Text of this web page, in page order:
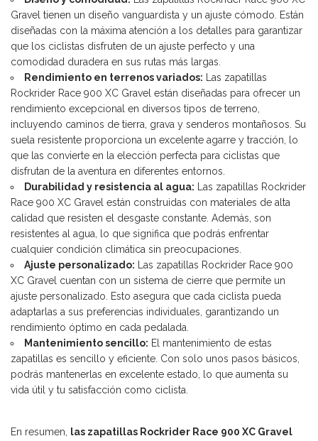
Gravel tienen un diseño vanguardista y un ajuste cómodo. Están
diseñadas con la máxima atención a los detalles para garantizar
que los ciclistas disfruten de un ajuste perfecto y una
comodidad duradera en sus rutas más largas.
Rendimiento en terrenos variados: Las zapatillas
Rockrider Race 900 XC Gravel están diseñadas para ofrecer un
rendimiento excepcional en diversos tipos de terreno,
incluyendo caminos de tierra, grava y senderos montañosos. Su
suela resistente proporciona un excelente agarre y tracción, lo
que las convierte en la elección perfecta para ciclistas que
disfrutan de la aventura en diferentes entornos.
Durabilidad y resistencia al agua: Las zapatillas Rockrider
Race 900 XC Gravel están construidas con materiales de alta
calidad que resisten el desgaste constante. Además, son
resistentes al agua, lo que significa que podrás enfrentar
cualquier condición climática sin preocupaciones.
Ajuste personalizado: Las zapatillas Rockrider Race 900
XC Gravel cuentan con un sistema de cierre que permite un
ajuste personalizado. Esto asegura que cada ciclista pueda
adaptarlas a sus preferencias individuales, garantizando un
rendimiento óptimo en cada pedalada.
Mantenimiento sencillo: El mantenimiento de estas
zapatillas es sencillo y eficiente. Con solo unos pasos básicos,
podrás mantenerlas en excelente estado, lo que aumenta su
vida útil y tu satisfacción como ciclista.
En resumen, las zapatillas Rockrider Race 900 XC Gravel